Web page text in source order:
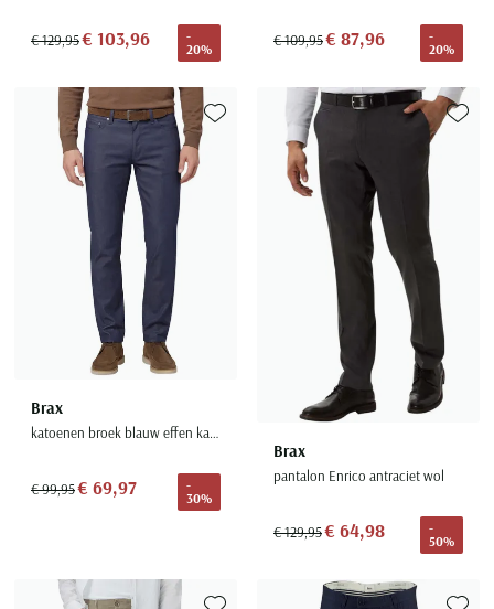
€ 129,95€ 103,96
-
20%
€ 109,95€ 87,96
-
20%
Brax
katoenen broek blauw effen katoen met steekzakken
€ 99,95€ 69,97
-
30%
Toevoegen aan favorieten
Brax
pantalon Enrico antraciet wol
€ 129,95€ 64,98
-
50%